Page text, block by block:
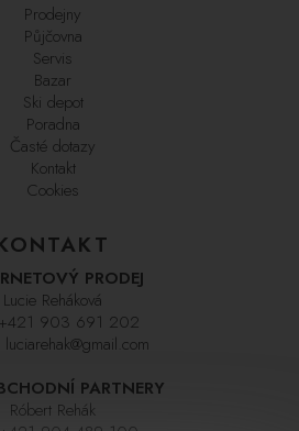
Prodejny
Půjčovna
Servis
Bazar
Ski depot
Poradna
Časté dotazy
Kontakt
Cookies
PRODEJ
Lucie Reháková
+421 903 691 202
luciarehak@gmail.com
PARTNERY
Róbert Rehák